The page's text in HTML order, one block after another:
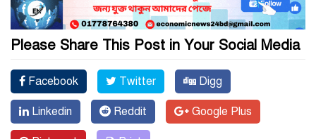
Please Share This Post in Your Social Media
Facebook Twitter Digg
Linkedin Reddit Google Plus